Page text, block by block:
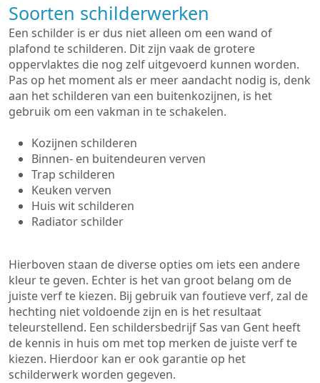
Soorten schilderwerken
Een schilder is er dus niet alleen om een wand of
plafond te schilderen. Dit zijn vaak de grotere
oppervlaktes die nog zelf uitgevoerd kunnen worden.
Pas op het moment als er meer aandacht nodig is, denk
aan het schilderen van een buitenkozijnen, is het
gebruik om een vakman in te schakelen.
Kozijnen schilderen
Binnen- en buitendeuren verven
Trap schilderen
Keuken verven
Huis wit schilderen
Radiator schilder
Hierboven staan de diverse opties om iets een andere
kleur te geven. Echter is het van groot belang om de
juiste verf te kiezen. Bij gebruik van foutieve verf, zal de
hechting niet voldoende zijn en is het resultaat
teleurstellend. Een schildersbedrijf Sas van Gent heeft
de kennis in huis om met top merken de juiste verf te
kiezen. Hierdoor kan er ook garantie op het
schilderwerk worden gegeven.